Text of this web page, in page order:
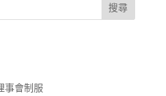
事會制服